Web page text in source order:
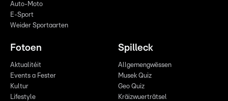
Auto-Moto
E-Sport
Weider Sportaarten
Fotoen
Aktualitéit
Events a Fester
Kultur
Lifestyle
Spilleck
Allgemengwëssen
Musek Quiz
Geo Quiz
Kräizwuerträtsel